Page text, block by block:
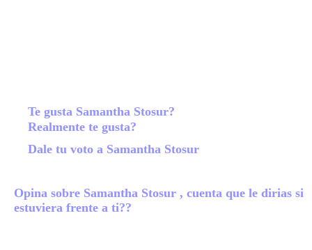
Te gusta Samantha Stosur?
Realmente te gusta?
Dale tu voto a Samantha Stosur
Opina sobre Samantha Stosur , cuenta que le dirias si
estuviera frente a ti??